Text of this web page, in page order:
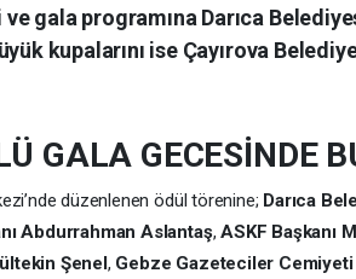
gala programına Darıca
kupalarını ise Çayırova
GALA GECESİNDE
düzenlenen ödül törenine; Darıca
Abdurrahman Aslantaş,ASKF Başkanı
Şenel, Gebze Gazeteciler Cemiyeti